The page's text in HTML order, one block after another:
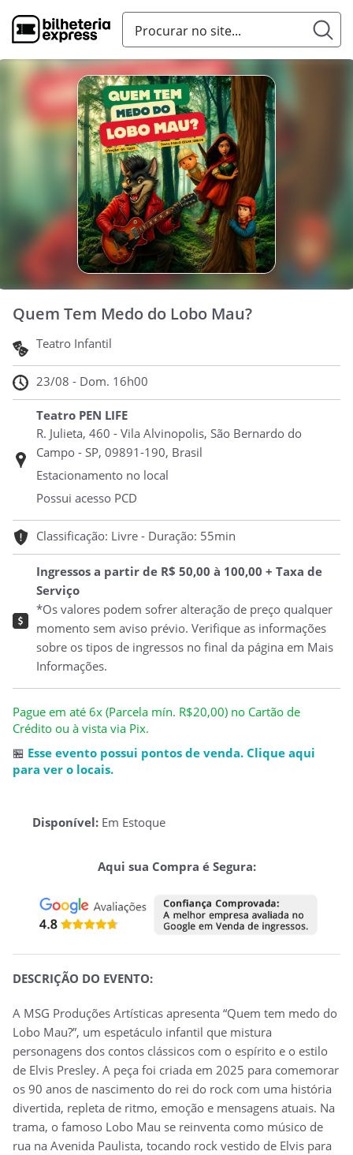
Quem Tem Medo do Lobo Mau?
Teatro Infantil
23/08 - Dom. 16h00
Teatro PEN LIFE
R. Julieta, 460 - Vila Alvinopolis, São Bernardo do
Campo - SP, 09891-190, Brasil
Estacionamento no local
Possui acesso PCD
Classificação: Livre - Duração: 55min
Ingressos a partir de R$ 50,00 à 100,00 + Taxa de
Serviço
*Os valores podem sofrer alteração de preço qualquer
momento sem aviso prévio. Verifique as informações
sobre os tipos de ingressos no final da página em Mais
Informações.
Pague em até 6x (Parcela mín. R$20,00) no Cartão de
Crédito ou à vista via Pix.
🏪 Esse evento possui pontos de venda. Clique aqui
para ver o locais.
Disponível: Em Estoque
Aqui sua Compra é Segura:
DESCRIÇÃO DO EVENTO:
A MSG Produções Artísticas apresenta “Quem tem medo do
Lobo Mau?”, um espetáculo infantil que mistura
personagens dos contos clássicos com o espírito e o estilo
de Elvis Presley. A peça foi criada em 2025 para comemorar
os 90 anos de nascimento do rei do rock com uma história
divertida, repleta de ritmo, emoção e mensagens atuais. Na
trama, o famoso Lobo Mau se reinventa como músico de
rua na Avenida Paulista, tocando rock vestido de Elvis para